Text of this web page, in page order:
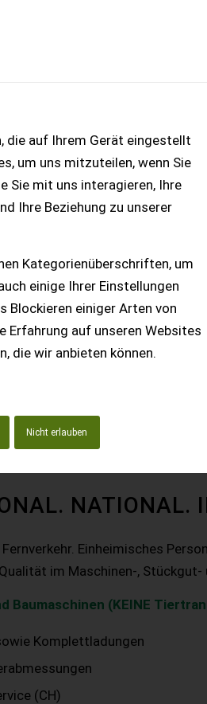
die auf Ihrem Gerät eingestellt
um uns mitzuteilen, wenn Sie
Sie mit uns interagieren, Ihre
Ihre Beziehung zu unserer
Kategorienüberschriften, um
einige Ihrer Einstellungen
Blockieren einiger Arten von
Erfahrung auf unseren Websites
die wir anbieten können.
Nicht erlauben
Online-
NATIONAL.
Fernverkehr. Einheimisches
im Maschinen-, Stückgut-
Baumaschinen (KEINE
Komplettladungen
(CH)